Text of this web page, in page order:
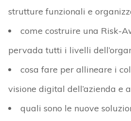
strutture funzionali e
come costruire una Risk-
pervada tutti i livelli
cosa fare per allineare i
visione digital dell’azienda e
quali sono le nuove